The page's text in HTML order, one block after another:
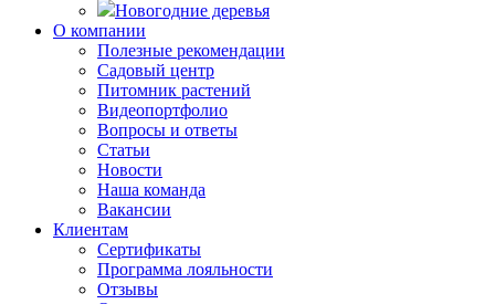
Новогодние деревья
О компании
Полезные рекомендации
Садовый центр
Питомник растений
Видеопортфолио
Вопросы и ответы
Статьи
Новости
Наша команда
Вакансии
Клиентам
Сертификаты
Программа лояльности
Отзывы